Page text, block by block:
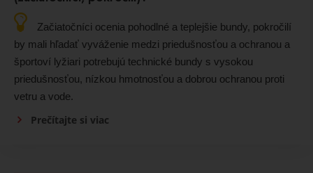
Začiatočníci ocenia pohodlné a teplejšie bundy, pokročilí
by mali hľadať vyváženie medzi priedušnosťou a ochranou a
športoví lyžiari potrebujú technické bundy s vysokou
priedušnosťou, nízkou hmotnosťou a dobrou ochranou proti
vetru a vode.
Prečítajte si viac